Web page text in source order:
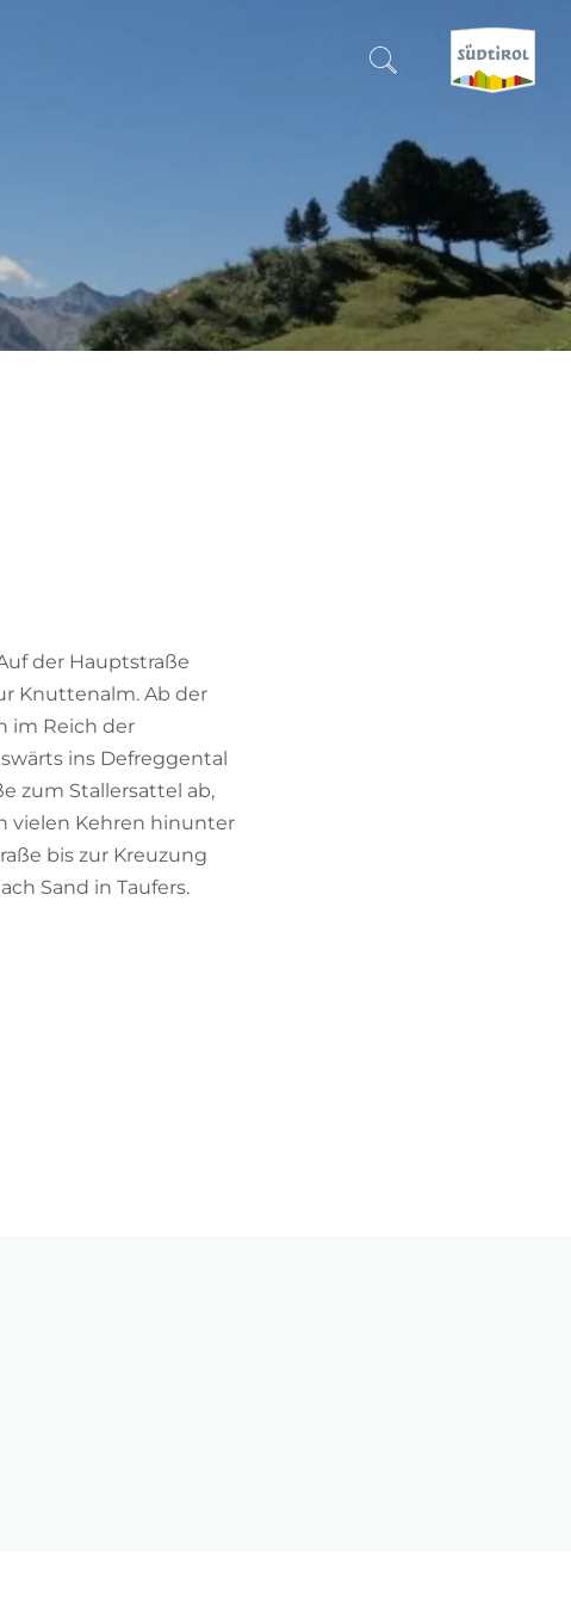
CERCA E PRENOTA
SCOPRI L'ALTO ADIGE
QUANDO?
-
der Hauptstraße
Knuttenalm. Ab der
im Reich der
ins Defreggental
zum Stallersattel ab,
vielen Kehren hinunter
bis zur Kreuzung
Sand in Taufers.